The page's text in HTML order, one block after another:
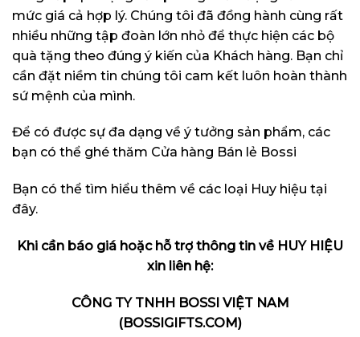
mức giá cả hợp lý. Chúng tôi đã đồng hành cùng rất
nhiều những tập đoàn lớn nhỏ để thực hiện các bộ
quà tặng theo đúng ý kiến của Khách hàng. Bạn chỉ
cần đặt niềm tin chúng tôi cam kết luôn hoàn thành
sứ mệnh của mình.
Để có được sự đa dạng về ý tưởng sản phẩm, các
bạn có thể ghé thăm Cửa hàng Bán lẻ Bossi
Bạn có thể tìm hiểu thêm về các loại Huy hiệu tại
đây.
Khi cần báo giá hoặc hỗ trợ thông tin về HUY HIỆU
xin liên hệ:
CÔNG TY TNHH BOSSI VIỆT NAM
(BOSSIGIFTS.COM)